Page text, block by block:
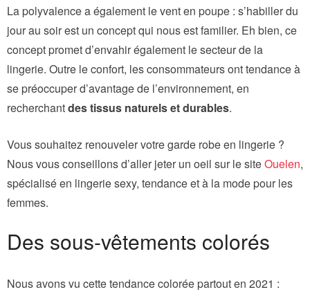
La polyvalence a également le vent en poupe : s’habiller du
jour au soir est un concept qui nous est familier. Eh bien, ce
concept promet d’envahir également le secteur de la
lingerie. Outre le confort, les consommateurs ont tendance à
se préoccuper d’avantage de l’environnement, en
recherchantdes tissus naturels et durables.
Vous souhaitez renouveler votre garde robe en lingerie ?
Nous vous conseillons d’aller jeter un oeil sur le siteOuelen,
spécialisé en lingerie sexy, tendance et à la mode pour les
femmes.
Des sous-vêtements colorés
Nous avons vu cette tendance colorée partout en 2021 :